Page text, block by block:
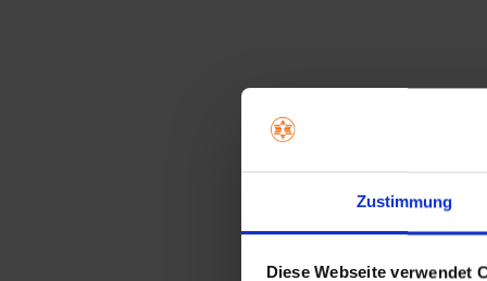
Zustimmung
Diese Webseite verwendet